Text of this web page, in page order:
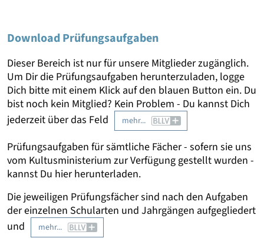
Download Prüfungsaufgaben
Dieser Bereich ist nur für unsere Mitglieder zugänglich.
Um Dir die Prüfungsaufgaben herunterzuladen, logge
Dich bitte mit einem Klick auf den blauen Button ein. Du
bist noch kein Mitglied? Kein Problem - Du kannst Dich
jederzeit über das Feld
mehr...
Prüfungsaufgaben für sämtliche Fächer - sofern sie uns
vom Kultusministerium zur Verfügung gestellt wurden -
kannst Du hier herunterladen.
Die jeweiligen Prüfungsfächer sind nach den Aufgaben
der einzelnen Schularten und Jahrgängen aufgegliedert
und
mehr...